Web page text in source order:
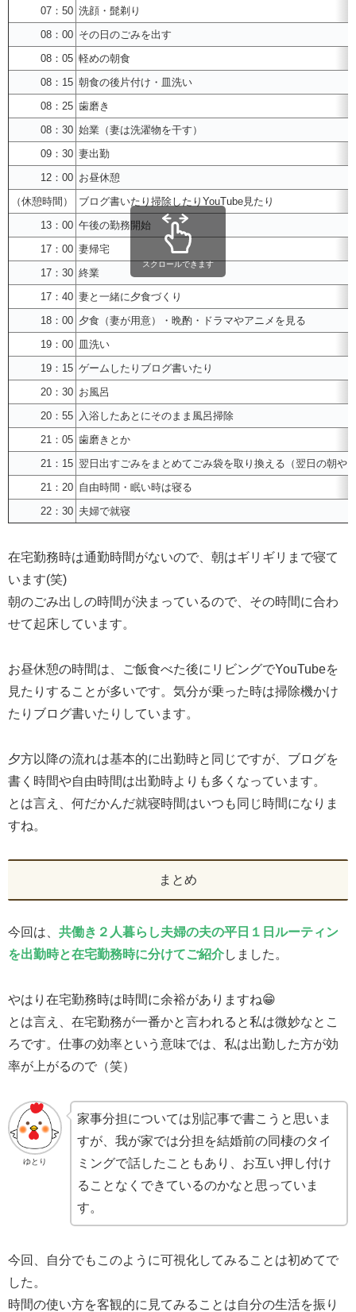
07：50 洗顔・髭剃り
08：00 その日のごみを出す
08：05 軽めの朝食
08：15 朝食の後片付け・皿洗い
08：25 歯磨き
08：30 始業（妻は洗濯物を干す）
09：30 妻出勤
12：00 お昼休憩
（休憩時間）
ブログ書いたり掃除したりYouTube見たり
13：00 午後の勤務開始
17：00 妻帰宅
17：30 終業
17：40 妻と一緒に夕食づくり
18：00 夕食（妻が用意）・晩酌・ドラマやアニメを見る
19：00 皿洗い
19：15 ゲームしたりブログ書いたり
20：30 お風呂
20：55 入浴したあとにそのまま風呂掃除
21：05 歯磨きとか
21：15 翌日出すごみをまとめてごみ袋を取り換える（翌日の朝や
21：20 自由時間・眠い時は寝る
22：30 夫婦で就寝
スクロールできます
在宅勤務時は通勤時間がないので、朝はギリギリまで寝て
います(笑)
朝のごみ出しの時間が決まっているので、その時間に合わ
せて起床しています。
お昼休憩の時間は、ご飯食べた後にリビングでYouTubeを
見たりすることが多いです。気分が乗った時は掃除機かけ
たりブログ書いたりしています。
夕方以降の流れは基本的に出勤時と同じですが、ブログを
書く時間や自由時間は出勤時よりも多くなっています。
とは言え、何だかんだ就寝時間はいつも同じ時間になりま
すね。
まとめ
今回は、 共働き２人暮らし夫婦の夫の平日１日ルーティン
を出勤時と在宅勤務時に分けてご紹介しました。
やはり在宅勤務時は時間に余裕がありますね😁
とは言え、在宅勤務が一番かと言われると私は微妙なとこ
ろです。仕事の効率という意味では、私は出勤した方が効
率が上がるので（笑）
ゆとり
家事分担については別記事で書こうと思いま
すが、我が家では分担を結婚前の同棲のタイ
ミングで話したこともあり、お互い押し付け
ることなくできているのかなと思っていま
す。
今回、自分でもこのように可視化してみることは初めてで
した。
時間の使い方を客観的に見てみることは自分の生活を振り